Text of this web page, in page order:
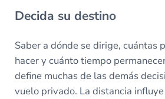
Decida su destino
Saber a dónde se dirige, cuántas
hacer y cuánto tiempo
define muchas de las demás
vuelo privado. La distancia